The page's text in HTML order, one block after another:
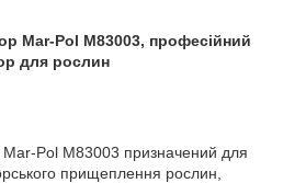
Mar-Pol M83003, професійний
для рослин
Pol M83003 призначений для
прищеплення рослин,